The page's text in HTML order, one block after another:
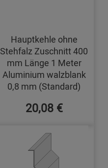
Hauptkehle ohne
Stehfalz Zuschnitt 400
mm Länge 1 Meter
Aluminium walzblank
0,8 mm (Standard)
20,08 €